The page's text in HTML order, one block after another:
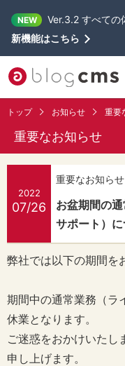
NEW
Ver.3.2 すべての
新機能はこちら
トップ お知らせ 重要
重要なお知らせ
2022
07/26
重要なお知らせ
お盆期間の
サポート）
弊社では以下の期間を
期間中の通常業務（ラ
休業となります。
ご迷惑をおかけいたし
申し上げます。